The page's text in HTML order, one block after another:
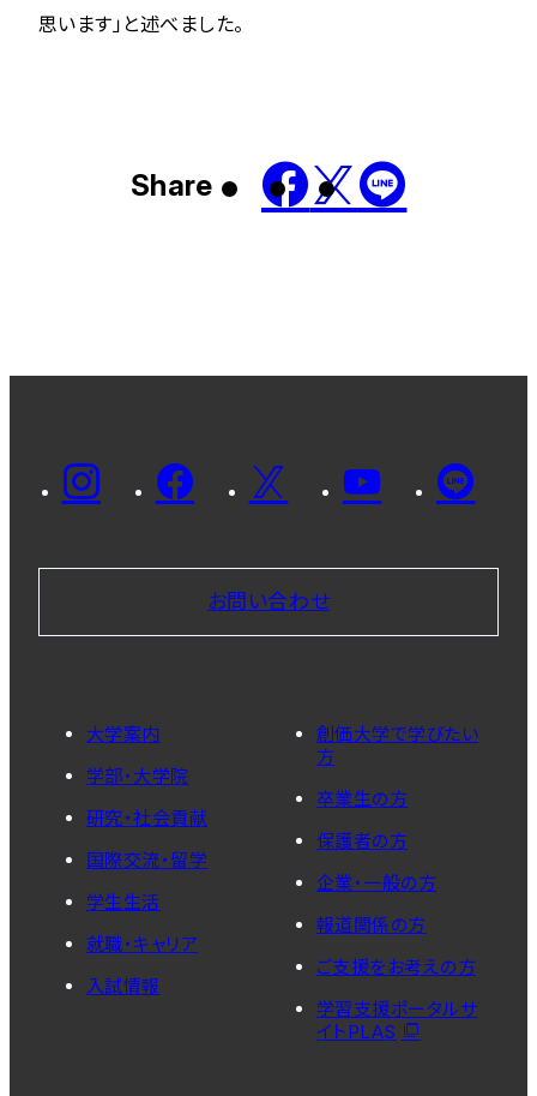
思います」と述べました。
Share
お問い合わせ
大学案内
学部・大学院
研究・社会貢献
国際交流・留学
学生生活
就職・キャリア
入試情報
創価大学で学びたい
方
卒業生の方
保護者の方
企業・一般の方
報道関係の方
ご支援をお考えの方
学習支援ポータルサ
イトPLAS